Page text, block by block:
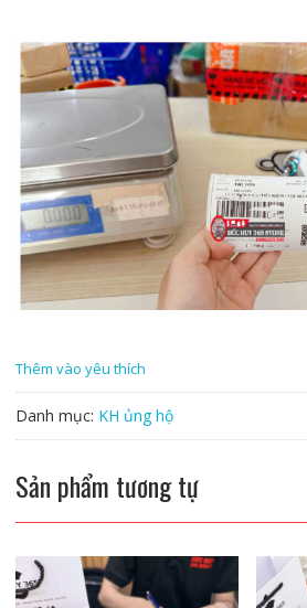
Thêm vào yêu thích
Danh mục: KH ủng hộ
Sản phẩm tương tự